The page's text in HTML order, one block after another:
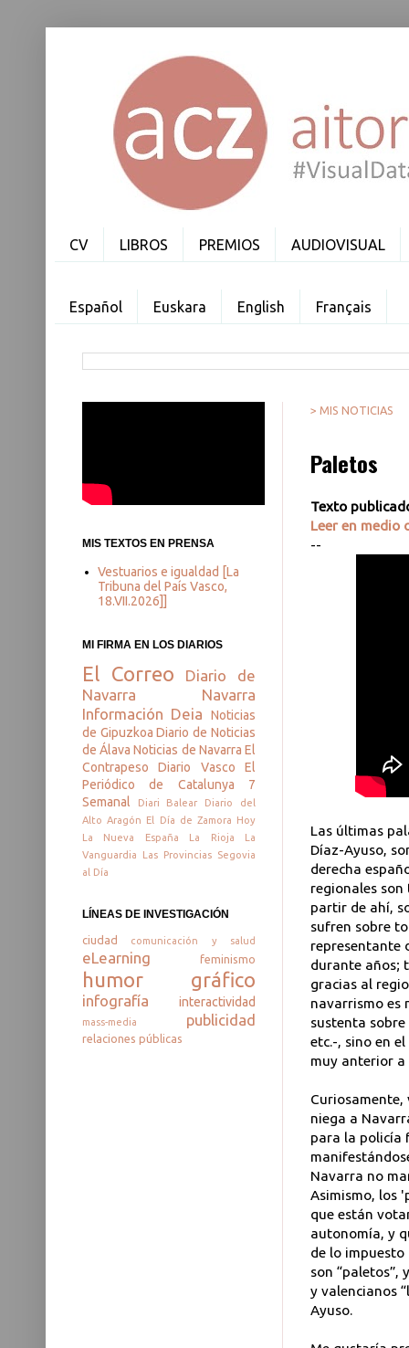
CV LIBROS PREMIOS AUDIOVISUAL
Español Euskara English Français
> MIS NOTICIAS
Paletos
Texto
Leer en medio
--
Las últimas
Díaz-Ayuso,
derecha
regionales
partir de ahí,
sufren sobre
representante
durante años;
gracias al
navarrismo es
sustenta
etc.-, sino en
muy anterior
Curiosamente,
niega a
para la policía
Navarra no
Asimismo, los
que están
autonomía, y
de lo
son “paletos”,
y valencianos
Ayuso.
MIS TEXTOS EN PRENSA
Vestuarios e igualdad [La
Tribuna del País Vasco,
18.VII.2026]]
MI FIRMA EN LOS DIARIOS
El Correo
Diario de
Navarra
Navarra
Información Deia
Noticias
de Gipuzkoa Diario de Noticias
de Álava Noticias de Navarra El
Contrapeso
Diario Vasco
El
Periódico de Catalunya
7
Semanal
Diari Balear
Diario del
Alto Aragón
El Día de Zamora
Hoy
La Nueva España
La Rioja
La
Vanguardia
Las Provincias Segovia
al Día
LÍNEAS DE INVESTIGACIÓN
ciudad
comunicación y salud
eLearning feminismo
humor gráfico
infografía interactividad
mass-media publicidad
relaciones públicas